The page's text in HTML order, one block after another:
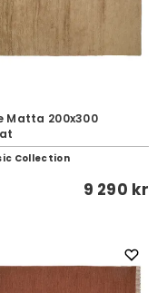
Matta 200x300
Collection
9 290 kr